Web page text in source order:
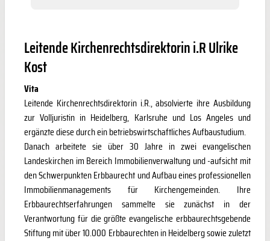
Leitende Kirchenrechtsdirektorin i.R Ulrike
Kost
Vita
Leitende Kirchenrechtsdirektorin i.R., absolvierte ihre Ausbildung
zur Volljuristin in Heidelberg, Karlsruhe und Los Angeles und
ergänzte diese durch ein betriebswirtschaftliches Aufbaustudium.
Danach arbeitete sie über 30 Jahre in zwei evangelischen
Landeskirchen im Bereich Immobilienverwaltung und -aufsicht mit
den Schwerpunkten Erbbaurecht und Aufbau eines professionellen
Immobilienmanagements für Kirchengemeinden. Ihre
Erbbaurechtserfahrungen sammelte sie zunächst in der
Verantwortung für die größte evangelische erbbaurechtsgebende
Stiftung mit über 10.000 Erbbaurechten in Heidelberg sowie zuletzt